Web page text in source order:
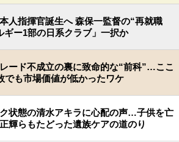
人指揮官誕生へ 森保一監督の“再就職
ギー1部の日系クラブ」一択か
ード不成立の裏に致命的な“前科”…ここ
でも市場価値が低かったワケ
状態の清水アキラに心配の声…子供を亡
輝らもたどった遺族ケアの道のり